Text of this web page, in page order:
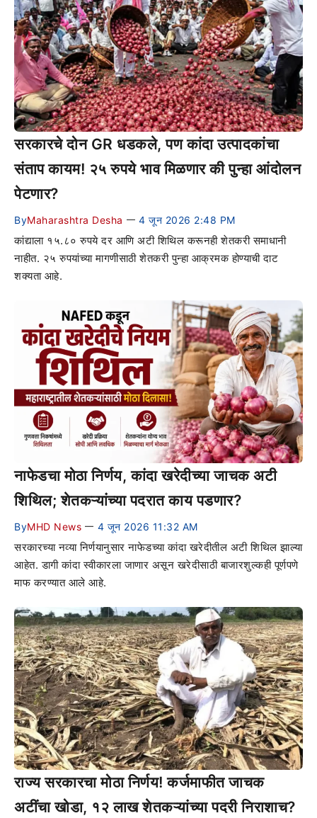
सरकारचे दोन GR धडकले, पण कांदा उत्पादकांचा
संताप कायम! २५ रुपये भाव मिळणार की पुन्हा आंदोलन
पेटणार?
ByMaharashtra Desha — 4 जून 2026 2:48 PM
कांद्याला १५.८० रुपये दर आणि अटी शिथिल करूनही शेतकरी समाधानी
नाहीत. २५ रुपयांच्या मागणीसाठी शेतकरी पुन्हा आक्रमक होण्याची दाट
शक्यता आहे.
नाफेडचा मोठा निर्णय, कांदा खरेदीच्या जाचक अटी
शिथिल; शेतकऱ्यांच्या पदरात काय पडणार?
ByMHD News — 4 जून 2026 11:32 AM
सरकारच्या नव्या निर्णयानुसार नाफेडच्या कांदा खरेदीतील अटी शिथिल झाल्या
आहेत. डागी कांदा स्वीकारला जाणार असून खरेदीसाठी बाजारशुल्कही पूर्णपणे
माफ करण्यात आले आहे.
राज्य सरकारचा मोठा निर्णय! कर्जमाफीत जाचक
अटींचा खोडा, १२ लाख शेतकऱ्यांच्या पदरी निराशाच?